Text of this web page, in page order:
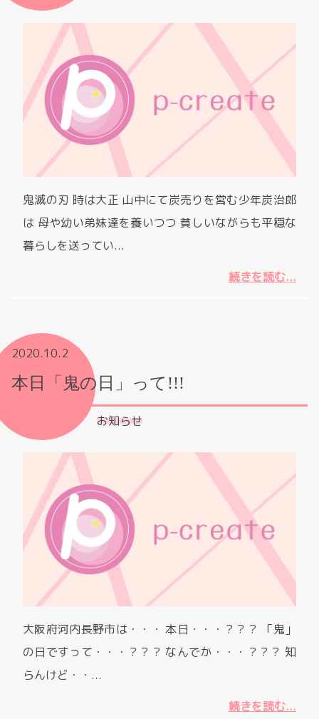
鬼滅の刃 時は大正 山中にて炭売りを営む少年炭治郎
は 母や幼い弟妹達を養いつつ 貧しいながらも平穏な
暮らしを送ってい...
続きを読む...
2020.10.2
本日「鬼の日」って!!!
お知らせ
大阪府河内長野市は・・・ 本日・・・？？？ 「鬼」
の日ですって・・・？？？ なんでか・・・？？？ 知
らんけど・・...
続きを読む...